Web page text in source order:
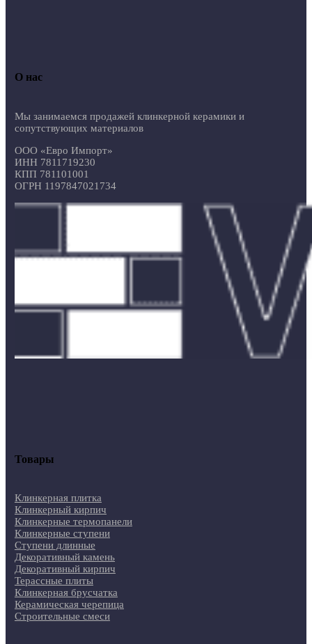
О нас
Мы занимаемся продажей клинкерной керамики и
сопутствующих материалов
ООО «Евро Импорт»
ИНН 7811719230
КПП 781101001
ОГРН 1197847021734
Товары
Клинкерная плитка
Клинкерный кирпич
Клинкерные термопанели
Клинкерные ступени
Ступени длинные
Декоративный камень
Декоративный кирпич
Терассные плиты
Клинкерная брусчатка
Керамическая черепица
Строительные смеси